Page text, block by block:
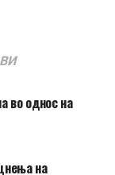
во однос на
на